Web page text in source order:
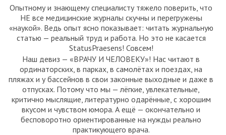
Опытному и знающему специалисту тяжело поверить, что
НЕ все медицинские журналы скучны и перегружены
«наукой». Ведь опыт ясно показывает: читать журнальную
статью — реальный труд и работа. Но это не касается
StatusPraesens! Совсем!
Наш девиз — «ВРАЧУ И ЧЕЛОВЕКУ»! Нас читают в
ординаторских, в парках, в самолётах и поездах, на
пляжах и у бассейнов в свои законные выходные и даже в
отпусках. Потому что мы — лёгкие, увлекательные,
критично мыслящие, литературно одарённые, с хорошим
вкусом и чувством юмора. А ещё — окончательно и
бесповоротно ориентированные на нужды реально
практикующего врача.